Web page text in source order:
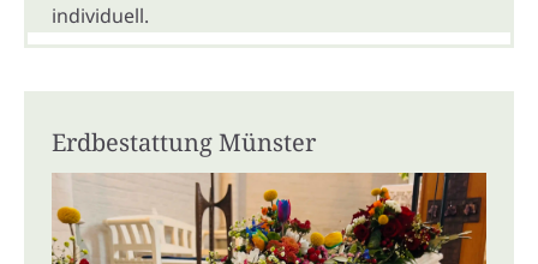
individuell.
Erdbestattung Münster